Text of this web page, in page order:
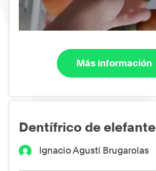
Más información
Dentífrico de elefante
Ignacio Agustí Brugarolas